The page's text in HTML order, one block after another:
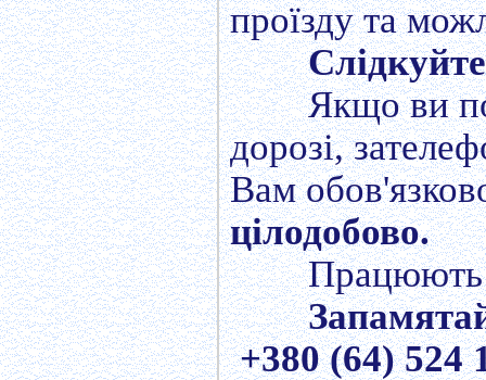
проїзду та
Якщо ви
дорозі,
Вам
цілодобово.
Працюють
+380 (64) 524